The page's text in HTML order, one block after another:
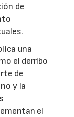
de
una
el derribo
de
y la
el